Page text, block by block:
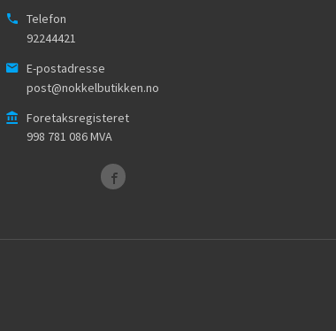
Telefon
92244421
E-postadresse
post@nokkelbutikken.no
Foretaksregisteret
998 781 086 MVA